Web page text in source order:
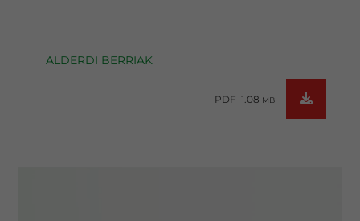
ALDERDI BERRIAK
PDF 1.08 MB